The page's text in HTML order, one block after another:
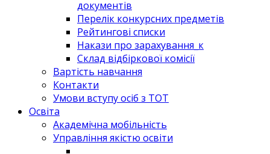
документів
Перелік конкурсних предметів
Рейтингові списки
Накази про зарахування_к
Склад відбіркової комісії
Вартість навчання
Контакти
Умови вступу осіб з ТОТ
Освіта
Академічна мобільність
Управління якістю освіти